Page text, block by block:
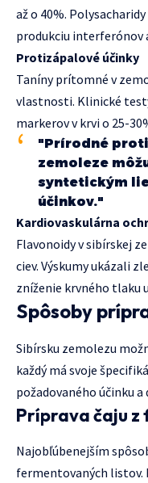
až o 40%.
produkciu interferónov
Protizápalové účinky
Taníny prítomné v
vlastnosti. Klinické
markerov v krvi o 25-
"Prírodné
zemoleze
syntetickým
účinkov."
Kardiovaskulárna
Flavonoidy v sibírskej
ciev. Výskumy ukázali
zníženie krvného tlaku
Spôsoby
Sibírsku zemolezu
každý má svoje
požadovaného účinku
Príprava čaju
Najobľúbenejším
fermentovaných listov.